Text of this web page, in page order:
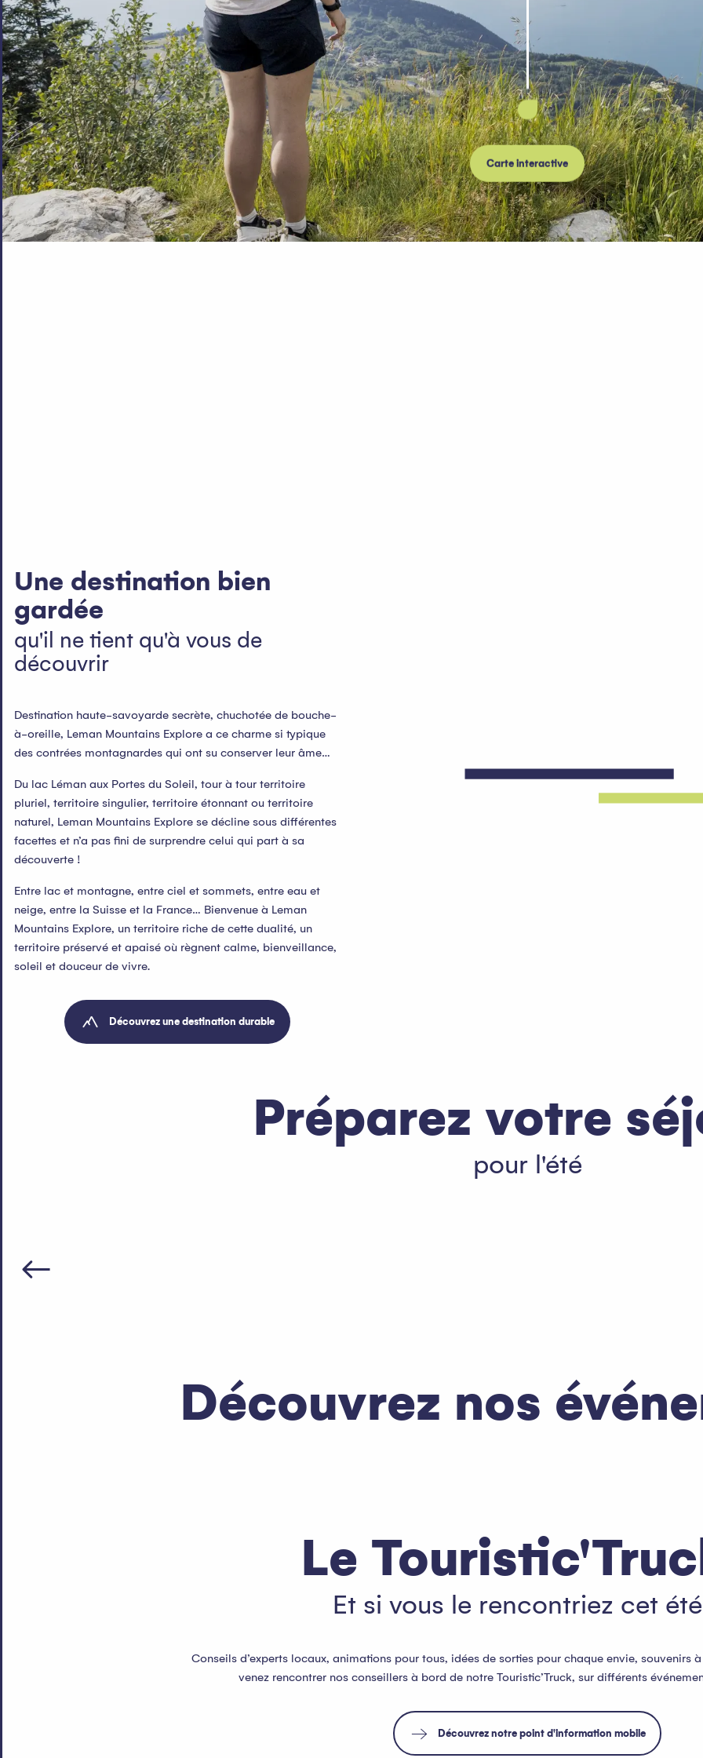
Carte interactive
Une destination bien
gardée
qu'il ne tient qu'à vous de
découvrir
Destination haute-savoyarde secrète, chuchotée de bouche-
à-oreille, Leman Mountains Explore a ce charme si typique
des contrées montagnardes qui ont su conserver leur âme…
Du lac Léman aux Portes du Soleil, tour à tour territoire
pluriel, territoire singulier, territoire étonnant ou territoire
naturel, Leman Mountains Explore se décline sous différentes
facettes et n’a pas fini de surprendre celui qui part à sa
découverte !
Entre lac et montagne, entre ciel et sommets, entre eau et
neige, entre la Suisse et la France… Bienvenue à Leman
Mountains Explore, un territoire riche de cette dualité, un
territoire préservé et apaisé où règnent calme, bienveillance,
soleil et douceur de vivre.
Découvrez une destination durable
Préparez votre
pour l'été
Découvrez nos
Tout l’agenda
Le
Et si vous le rencontriez cet
Conseils d’experts locaux, animations pour tous, idées de sorties pour chaque envie, souvenirs
venez rencontrer nos conseillers à bord de notre Touristic’Truck, sur différents
Découvrez notre point d'information mobile